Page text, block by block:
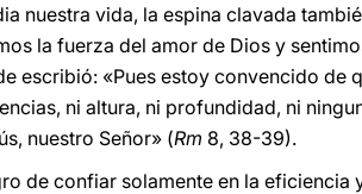
nuestra vida, la espina clavada
la fuerza del amor de Dios y
escribió: «Pues estoy convencido de
ni altura, ni profundidad, ni
nuestro Señor» (Rm 8, 38-39).
de confiar solamente en la eficiencia